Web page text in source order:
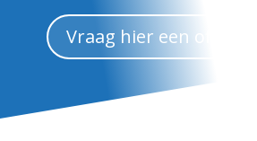
Vraag hier een offerte